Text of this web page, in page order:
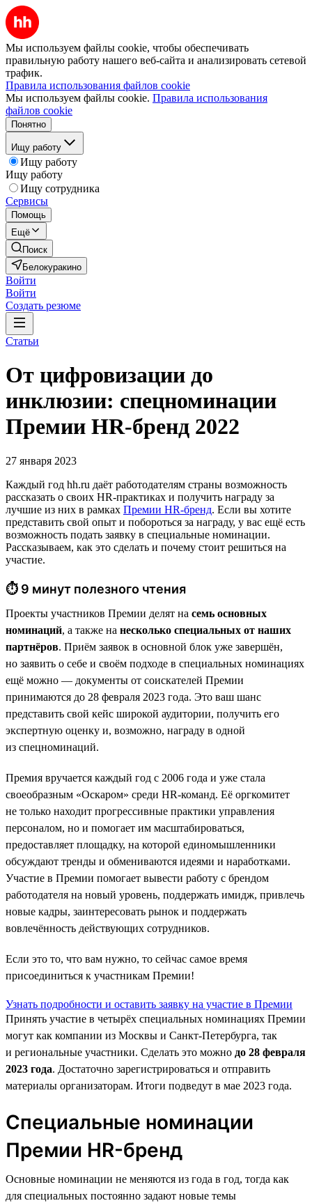
Мы используем файлы cookie, чтобы обеспечивать
правильную работу нашего веб-сайта и анализировать сетевой
трафик.
Правила использования файлов cookie
Мы используем файлы cookie. Правила использования
файлов cookie
Понятно
Ищу работу
Ищу работу
Ищу работу
Ищу сотрудника
Сервисы
Помощь
Ещё
Поиск
Белокуракино
Войти
Войти
Создать резюме
Статьи
От цифровизации до
инклюзии: спецноминации
Премии HR-бренд 2022
27 января 2023
Каждый год hh.ru даёт работодателям страны возможность
рассказать о своих HR-практиках и получить награду за
лучшие из них в рамках Премии HR-бренд. Если вы хотите
представить свой опыт и побороться за награду, у вас ещё есть
возможность подать заявку в специальные номинации.
Рассказываем, как это сделать и почему стоит решиться на
участие.
⏱ 9 минут полезного чтения
Проекты участников Премии делят на семь основных
номинаций, а также на несколько специальных от наших
партнёров. Приём заявок в основной блок уже завершён,
но заявить о себе и своём подходе в специальных номинациях
ещё можно — документы от соискателей Премии
принимаются до 28 февраля 2023 года. Это ваш шанс
представить свой кейс широкой аудитории, получить его
экспертную оценку и, возможно, награду в одной
из спецноминаций.
Премия вручается каждый год с 2006 года и уже стала
своеобразным «Оскаром» среди HR-команд. Её оргкомитет
не только находит прогрессивные практики управления
персоналом, но и помогает им масштабироваться,
предоставляет площадку, на которой единомышленники
обсуждают тренды и обмениваются идеями и наработками.
Участие в Премии помогает вывести работу с брендом
работодателя на новый уровень, поддержать имидж, привлечь
новые кадры, заинтересовать рынок и поддержать
вовлечённость действующих сотрудников.
Если это то, что вам нужно, то сейчас самое время
присоединиться к участникам Премии!
Узнать подробности и оставить заявку на участие в Премии
Принять участие в четырёх специальных номинациях Премии
могут как компании из Москвы и Санкт-Петербурга, так
и региональные участники. Сделать это можно до 28 февраля
2023 года. Достаточно зарегистрироваться и отправить
материалы организаторам. Итоги подведут в мае 2023 года.
Специальные номинации
Премии HR-бренд
Основные номинации не меняются из года в год, тогда как
для специальных постоянно задают новые темы